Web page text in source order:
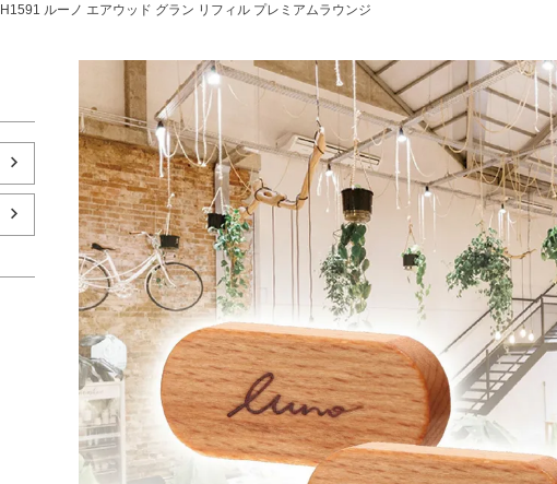
H1591 ルーノ エアウッド グラン リフィル プレミアムラウンジ